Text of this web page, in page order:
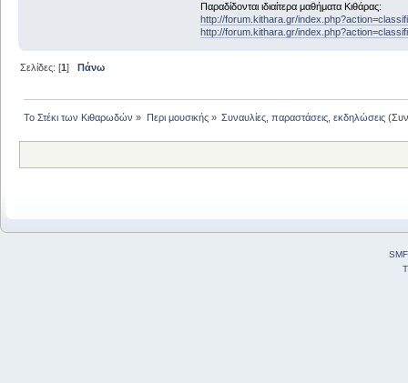
Παραδίδονται ιδιαίτερα μαθήματα Κιθάρας:
http://forum.kithara.gr/
http://forum.kithara.gr/
Σελίδες: [1] Πάνω
Το Στέκι των Κιθαρωδών » Περι μουσικής» Συναυλίες, παραστάσεις, εκδηλώσεις